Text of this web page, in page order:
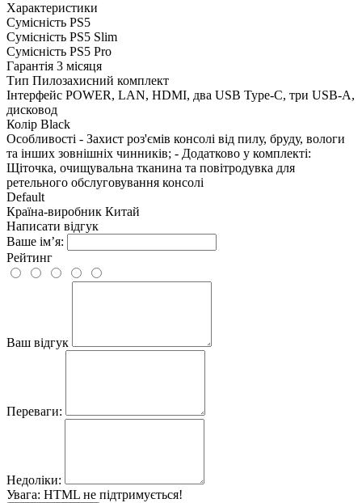
Характеристики
Сумісність PS5
Сумісність PS5 Slim
Сумісність PS5 Pro
Гарантія 3 місяця
Тип Пилозахисний комплект
Інтерфейс POWER, LAN, HDMI, два USB Type-C, три USB-A,
дисковод
Колір Black
Особливості - Захист роз'ємів консолі від пилу, бруду, вологи
та інших зовнішніх чинників; - Додатково у комплекті:
Щіточка, очищувальна тканина та повітродувка для
ретельного обслуговування консолі
Default
Країна-виробник Китай
Написати відгук
Ваше ім’я:
Рейтинг
Ваш відгук
Переваги:
Недоліки:
Увага: HTML не підтримується!